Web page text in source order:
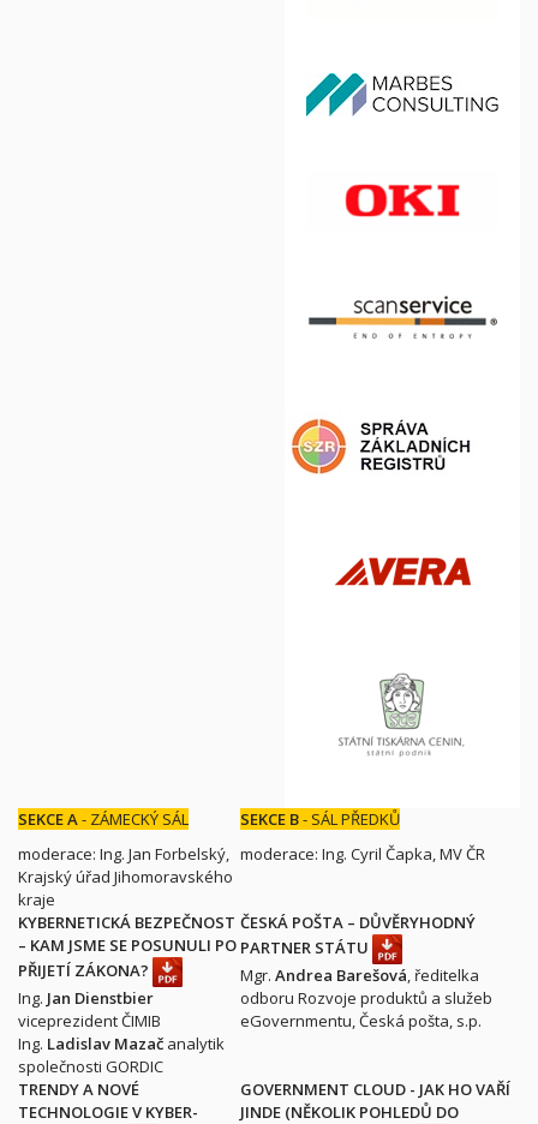
SEKCE A- ZÁMECKÝ SÁL SEKCE B- SÁL PŘEDKŮ
moderace: Ing. Jan Forbelský,
Krajský úřad Jihomoravského
kraje
moderace: Ing. Cyril Čapka, MV ČR
KYBERNETICKÁ BEZPEČNOST
– KAM JSME SE POSUNULI PO
PŘIJETÍ ZÁKONA?
Ing. Jan Dienstbier
viceprezident ČIMIB
Ing. Ladislav Mazač analytik
společnosti GORDIC
ČESKÁ POŠTA – DŮVĚRYHODNÝ
PARTNER STÁTU
Mgr. Andrea Barešová, ředitelka
odboru Rozvoje produktů a služeb
eGovernmentu, Česká pošta, s.p.
TRENDY A NOVÉ
TECHNOLOGIE V KYBER-
GOVERNMENT CLOUD - JAK HO VAŘÍ
JINDE (NĚKOLIK POHLEDŮ DO